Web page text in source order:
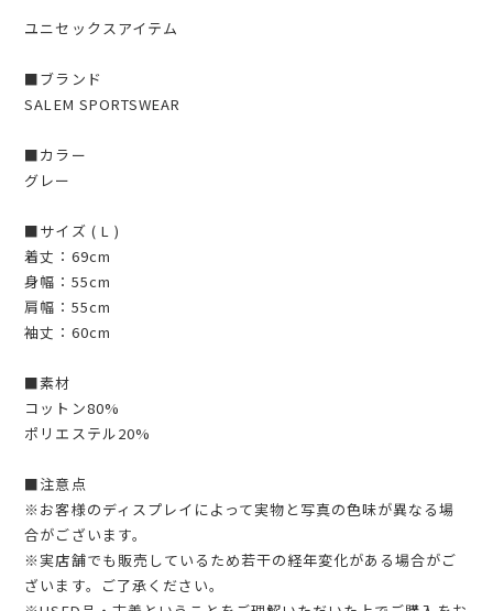
ユニセックスアイテム
■ブランド
SALEM SPORTSWEAR
■カラー
グレー
■サイズ ( L )
着丈：69cm
身幅：55cm
肩幅：55cm
袖丈：60cm
■素材
コットン80%
ポリエステル20%
■注意点
※お客様のディスプレイによって実物と写真の色味が異なる場
合がございます。
※実店舗でも販売しているため若干の経年変化がある場合がご
ざいます。ご了承ください。